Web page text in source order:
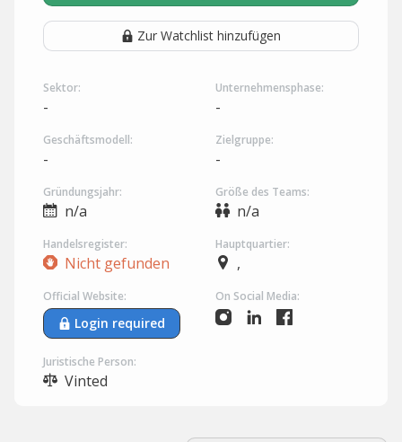
Zur Watchlist hinzufügen
Sektor:
-
Unternehmensphase:
-
Geschäftsmodell:
-
Zielgruppe:
-
Gründungsjahr:
n/a
Größe des Teams:
n/a
Handelsregister:
Nicht gefunden
Hauptquartier:
,
Official Website:
Login required
On Social Media:
Juristische Person:
Vinted